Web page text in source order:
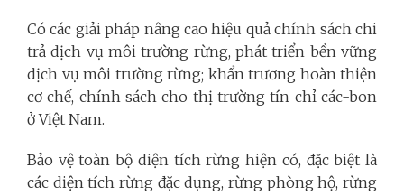
Có các giải pháp nâng cao hiệu quả chính sách chi
trả dịch vụ môi trường rừng, phát triển bền vững
dịch vụ môi trường rừng; khẩn trương hoàn thiện
cơ chế, chính sách cho thị trường tín chỉ các-bon
ở Việt Nam.
Bảo vệ toàn bộ diện tích rừng hiện có, đặc biệt là
các diện tích rừng đặc dụng, rừng phòng hộ, rừng